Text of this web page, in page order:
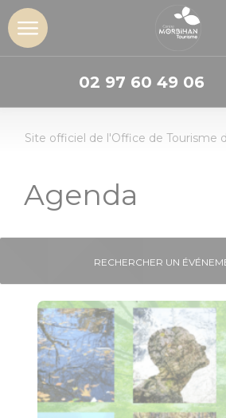
02 97 60 49 06
Site officiel de l'Office de Tourisme
Agenda
RECHERCHER UN